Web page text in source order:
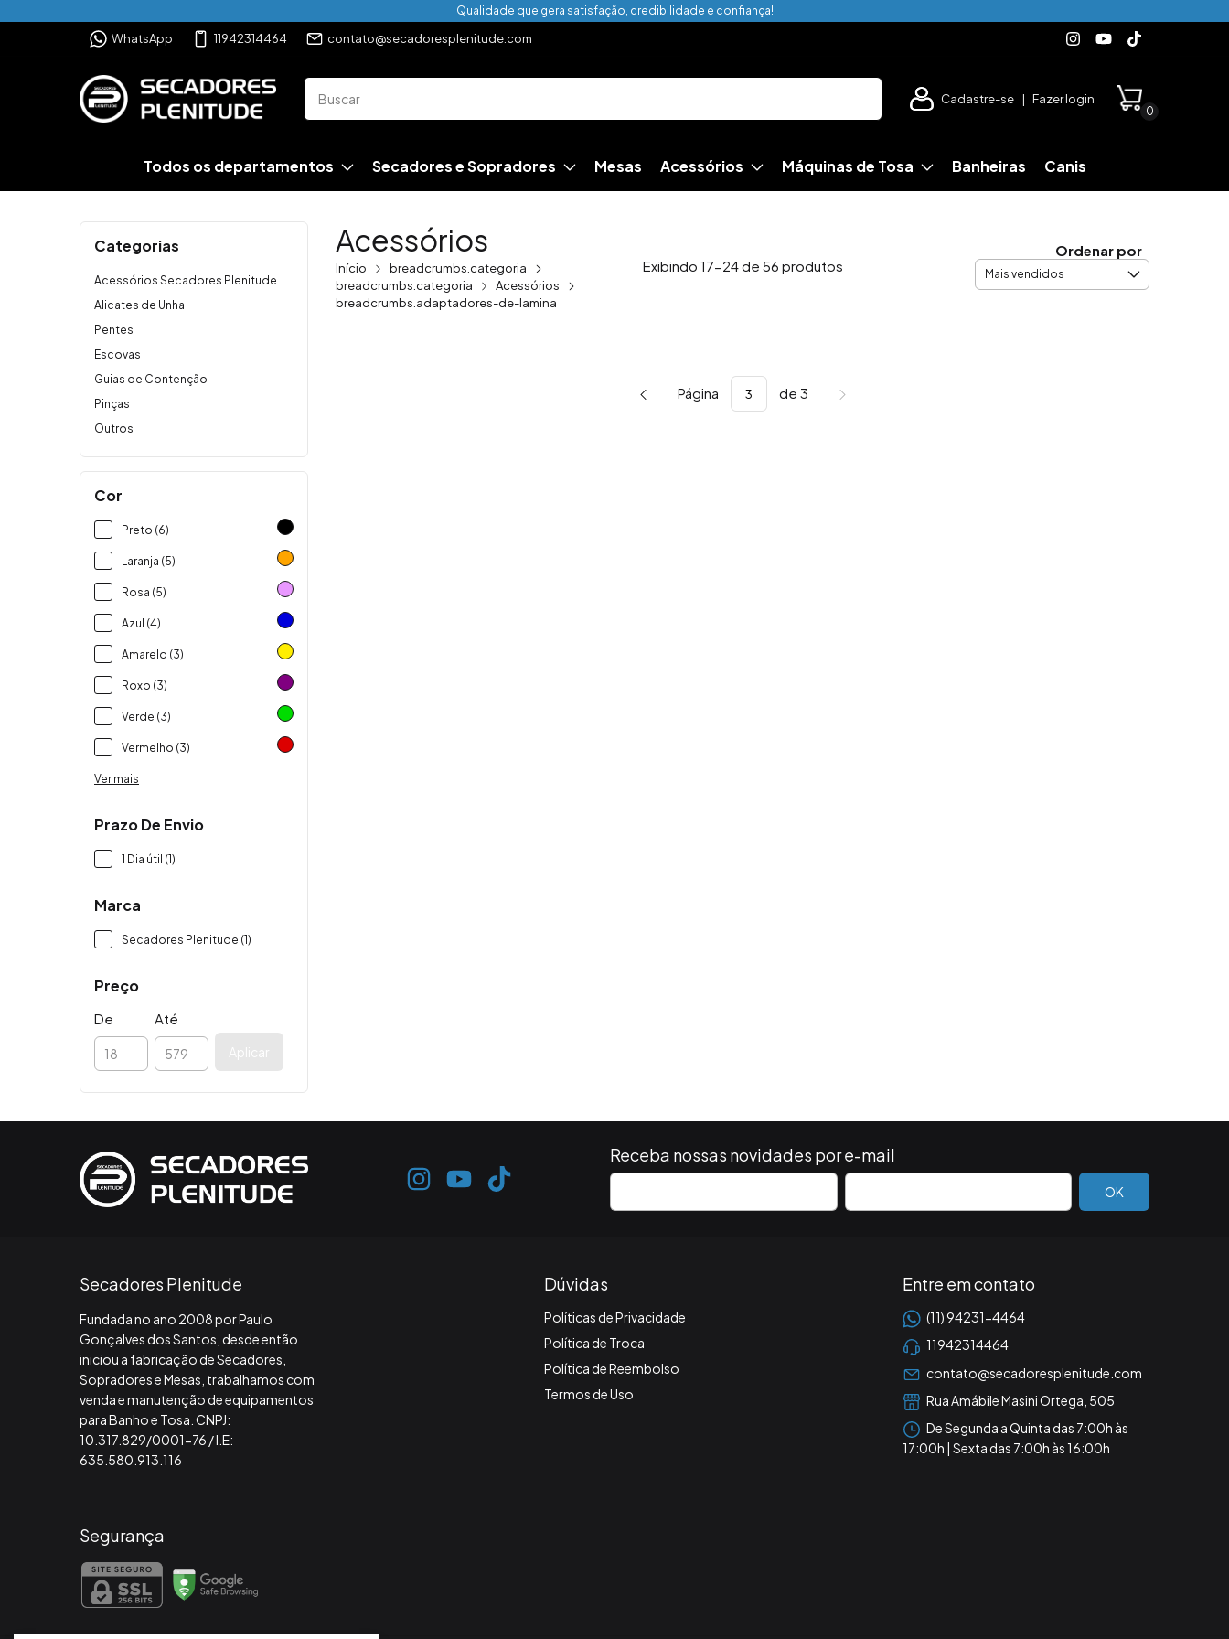
Qualidade que gera satisfação, credibilidade e confiança!
WhatsApp 11942314464 contato@secadoresplenitude.com
Cadastre-se | Fazer login
0
Todos os departamentos Secadores e Sopradores Mesas Acessórios Máquinas de Tosa Banheiras Canis
Categorias
Acessórios Secadores Plenitude
Alicates de Unha
Pentes
Escovas
Guias de Contenção
Pinças
Outros
Cor
Preto (6)
Laranja (5)
Rosa (5)
Azul (4)
Amarelo (3)
Roxo (3)
Verde (3)
Vermelho (3)
Ver mais
Prazo De Envio
1 Dia útil (1)
Marca
Secadores Plenitude (1)
Preço
De Até
Aplicar
Acessórios
Início
breadcrumbs.categoria
breadcrumbs.categoria
Acessórios
breadcrumbs.adaptadores-de-lamina
Exibindo 17-24 de 56 produtos
Ordenar por
Página de 3
Receba nossas novidades por e-mail
Secadores Plenitude
Fundada no ano 2008 por Paulo
Gonçalves dos Santos, desde então
iniciou a fabricação de Secadores,
Sopradores e Mesas, trabalhamos com
venda e manutenção de equipamentos
para Banho e Tosa. CNPJ:
10.317.829/0001-76 / I.E:
635.580.913.116
Dúvidas
Políticas de Privacidade
Política de Troca
Política de Reembolso
Termos de Uso
Entre em contato
(11) 94231-4464
11942314464
contato@secadoresplenitude.com
Rua Amábile Masini Ortega, 505
De Segunda a Quinta das 7:00h às
17:00h | Sexta das 7:00h às 16:00h
Segurança